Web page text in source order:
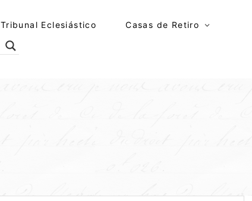
Tribunal Eclesiástico Casas de Retiro